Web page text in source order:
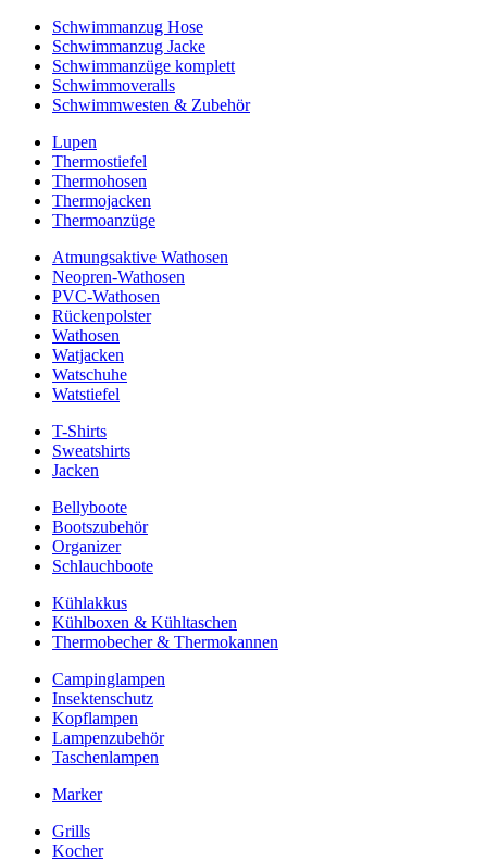
Schwimmanzug Hose
Schwimmanzug Jacke
Schwimmanzüge komplett
Schwimmoveralls
Schwimmwesten & Zubehör
Lupen
Thermostiefel
Thermohosen
Thermojacken
Thermoanzüge
Atmungsaktive Wathosen
Neopren-Wathosen
PVC-Wathosen
Rückenpolster
Wathosen
Watjacken
Watschuhe
Watstiefel
T-Shirts
Sweatshirts
Jacken
Bellyboote
Bootszubehör
Organizer
Schlauchboote
Kühlakkus
Kühlboxen & Kühltaschen
Thermobecher & Thermokannen
Campinglampen
Insektenschutz
Kopflampen
Lampenzubehör
Taschenlampen
Marker
Grills
Kocher